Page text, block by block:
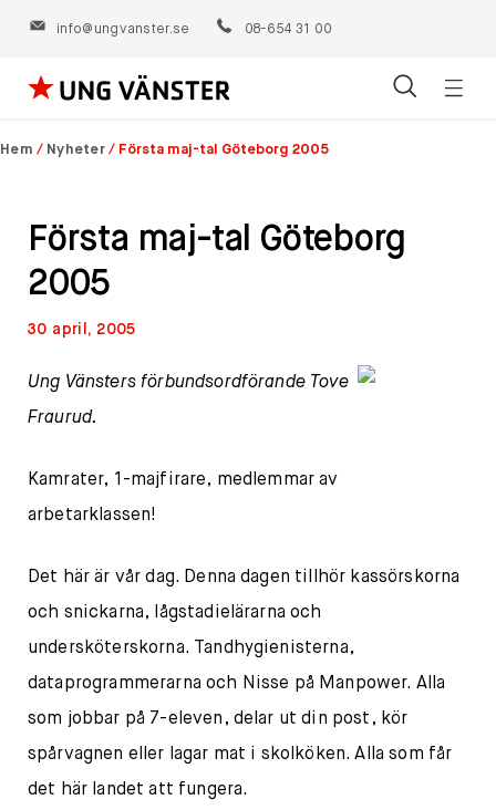
info@ungvanster.se 08-654 31 00
Hoppa
till
Hem / Nyheter / Första maj-tal Göteborg 2005
Första maj-tal Göteborg
2005
30 april, 2005
Ung Vänsters förbundsordförande Tove
Fraurud.
Kamrater, 1-majfirare, medlemmar av
arbetarklassen!
Det här är vår dag. Denna dagen tillhör kassörskorna
och snickarna, lågstadielärarna och
undersköterskorna. Tandhygienisterna,
dataprogrammerarna och Nisse på Manpower. Alla
som jobbar på 7-eleven, delar ut din post, kör
spårvagnen eller lagar mat i skolköken. Alla som får
det här landet att fungera.